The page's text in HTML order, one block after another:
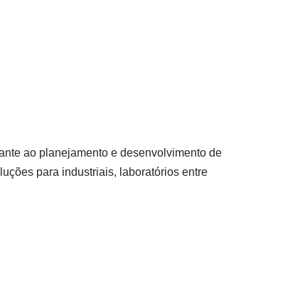
ao planejamento e desenvolvimento de
para industriais, laboratórios entre